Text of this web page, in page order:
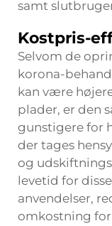
samt
Kostpris-
Selvom de
korona-
kan være
plader, er den
gunstigere for
der tages
og
levetid for
anvendelser,
omkostning